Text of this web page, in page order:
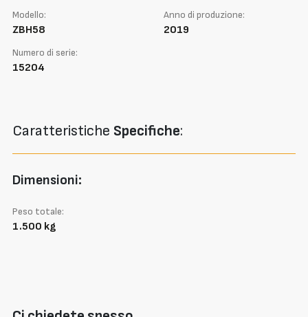
Modello:
ZBH58
Anno di produzione:
2019
Numero di serie:
15204
Caratteristiche Specifiche:
Dimensioni:
Peso totale:
1.500 kg